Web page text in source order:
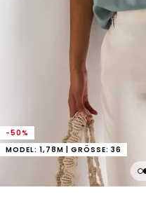
-50%
MODEL: 1,78M | GRÖSSE: 36